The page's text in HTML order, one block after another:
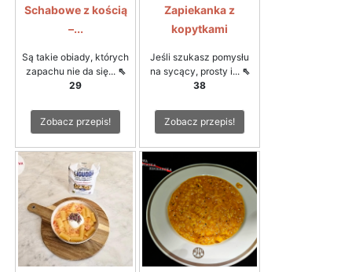
Schabowe z kością
–...
Są takie obiady, których
zapachu nie da się... ⇖
29
Zobacz przepis!
Zapiekanka z
kopytkami
Jeśli szukasz pomysłu
na sycący, prosty i... ⇖
38
Zobacz przepis!